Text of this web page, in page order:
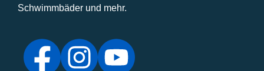
Schwimmbäder und mehr.